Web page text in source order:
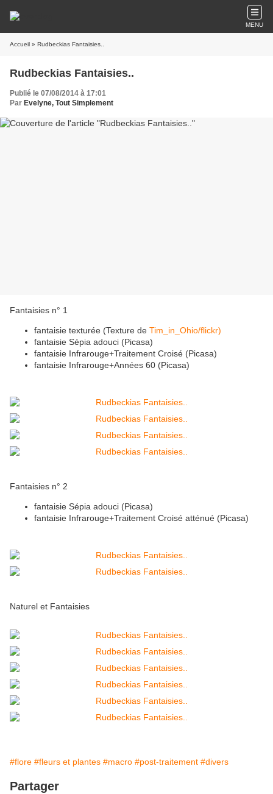
MENU
Accueil » Rudbeckias Fantaisies..
Rudbeckias Fantaisies..
Publié le 07/08/2014 à 17:01
Par Evelyne, Tout Simplement
Fantaisies n° 1
fantaisie texturée (Texture de Tim_in_Ohio/flickr)
fantaisie Sépia adouci (Picasa)
fantaisie Infrarouge+Traitement Croisé (Picasa)
fantaisie Infrarouge+Années 60 (Picasa)
Fantaisies n° 2
fantaisie Sépia adouci (Picasa)
fantaisie Infrarouge+Traitement Croisé atténué (Picasa)
Naturel et Fantaisies
#flore #fleurs et plantes #macro #post-traitement #divers
Partager